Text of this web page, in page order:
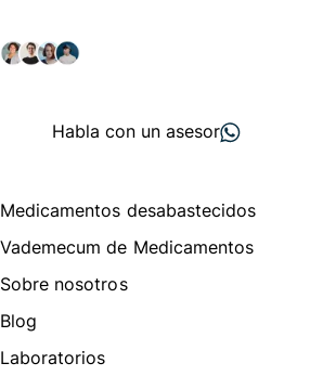
Habla con un asesor
Medicamentos desabastecidos
Vademecum de Medicamentos
Sobre nosotros
Blog
Laboratorios